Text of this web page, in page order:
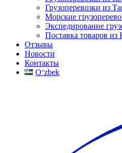
Грузоперевозки из
Морские
Экспедирование
Поставка товаров
Отзывы
Новости
Контакты
Oʻzbek